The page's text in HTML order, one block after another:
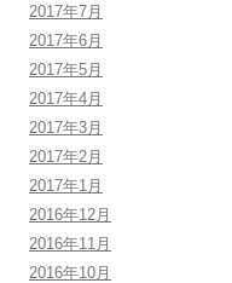
2017年7月
2017年6月
2017年5月
2017年4月
2017年3月
2017年2月
2017年1月
2016年12月
2016年11月
2016年10月